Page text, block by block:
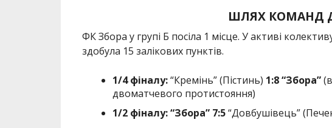
ШЛЯХ КОМАНД
ФК Збора у групі Б посіла 1 місце. У активі
здобула 15 залікових пунктів.
1/4 фіналу:“Кремінь” (Пістинь) 1:8 “Збора”
двоматчевого протистояння)
1/2 фіналу: “Збора” 7:5“Довбушівець”